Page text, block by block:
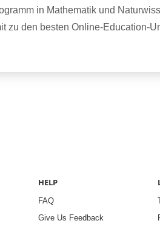
in Mathematik und
zu den besten Online-Education-
HELP
FAQ
Give Us Feedback